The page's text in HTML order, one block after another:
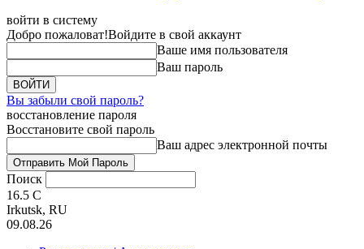
войти в систему
Добро пожаловат!Войдите в свой аккаунт
Ваше имя пользователя
Ваш пароль
Вы забыли свой пароль?
восстановление пароля
Восстановите свой пароль
Ваш адрес электронной почты
Поиск
16.5 C
Irkutsk, RU
09.08.26